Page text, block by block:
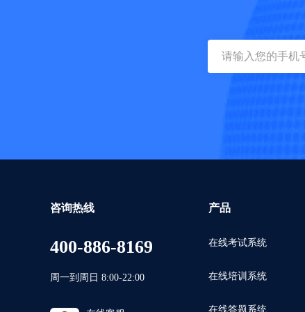
咨询热线
400-886-8169
周一到周日 8:00-22:00
产品
在线考试系统
在线培训系统
在线答题系统